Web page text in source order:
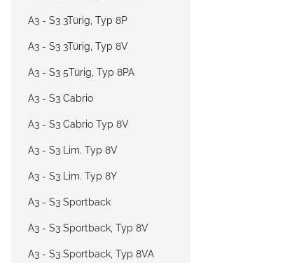
A3 - S3 3Türig, Typ 8P
A3 - S3 3Türig, Typ 8V
A3 - S3 5Türig, Typ 8PA
A3 - S3 Cabrio
A3 - S3 Cabrio Typ 8V
A3 - S3 Lim. Typ 8V
A3 - S3 Lim. Typ 8Y
A3 - S3 Sportback
A3 - S3 Sportback, Typ 8V
A3 - S3 Sportback, Typ 8VA